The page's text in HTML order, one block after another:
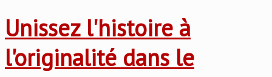
Unissez l'histoire à
l'originalité dans le